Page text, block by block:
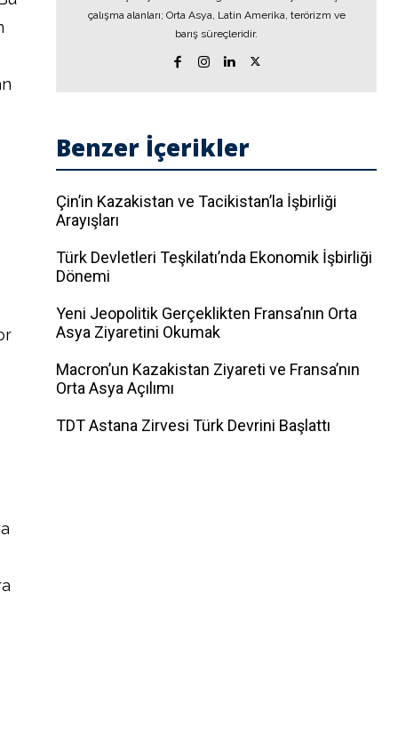
çalışma alanları; Orta Asya, Latin Amerika, terörizm ve
barış süreçleridir.
Benzer İçerikler
Çin’in Kazakistan ve Tacikistan’la İşbirliği
Arayışları
Türk Devletleri Teşkilatı’nda Ekonomik İşbirliği
Dönemi
Yeni Jeopolitik Gerçeklikten Fransa’nın Orta
Asya Ziyaretini Okumak
Macron’un Kazakistan Ziyareti ve Fransa’nın
Orta Asya Açılımı
TDT Astana Zirvesi Türk Devrini Başlattı